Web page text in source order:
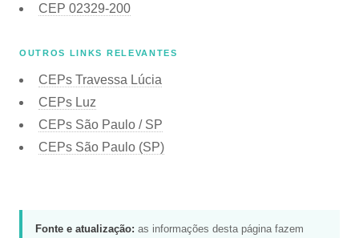
CEP 02329-200
OUTROS LINKS RELEVANTES
CEPs Travessa Lúcia
CEPs Luz
CEPs São Paulo / SP
CEPs São Paulo (SP)
Fonte e atualização: as informações desta página fazem